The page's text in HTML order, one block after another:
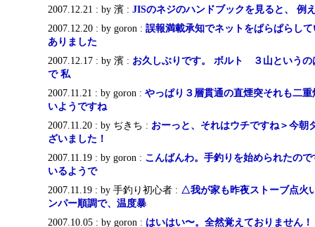
2007.12.21 : by 濱 : JISのネジのハンドブックを見ると、 例
2007.12.20 : by goron : 誤報満載承知でネットをぱらぱらし
ありました
2007.12.17 : by 濱 : お久しぶりです。 ボルト ３山というの
で 私
2007.11.21 : by goron : やっぱり３層貫通の直煙突それも二
いようですね
2007.11.20 : by ぢきち : おーっと、それはウチですね＞今朝
ざいました！
2007.11.19 : by goron : こんばんわ。手釣りを始められたの
いるようで
2007.11.19 : by 手釣り初心者 : △我が家も昨夜ストーブ点火
ンパー順調で、温度暴
2007.10.05 : by goron : はいはい〜。全然覚えておりません